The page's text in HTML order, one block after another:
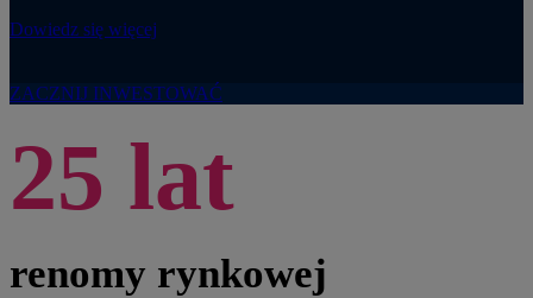
Dowiedz się więcej
ZACZNIJ INWESTOWAĆ
25 lat
renomy rynkowej